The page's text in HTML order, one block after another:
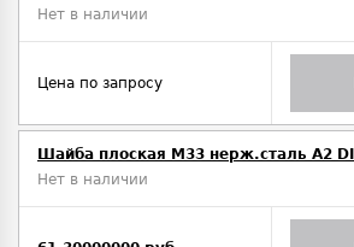
Нет в наличии
Цена по запросу
Шайба плоская М33 нерж.сталь А2
Нет в наличии